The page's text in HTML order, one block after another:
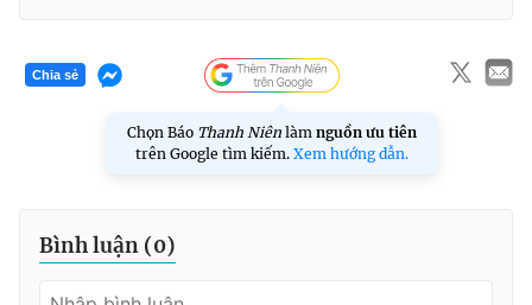
Chia sẻ
Chọn Báo Thanh Niên làm nguồn ưu tiên
trên Google tìm kiếm. Xem hướng dẫn.
Bình luận (0)